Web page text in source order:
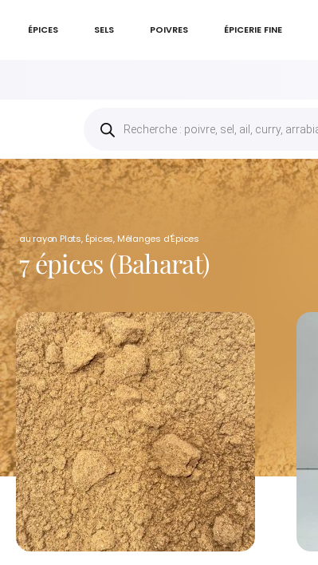
ÉPICES SELS POIVRES ÉPICERIE FINE
au rayon Plats, Épices, Mélanges d'Épices
7 épices (Baharat)